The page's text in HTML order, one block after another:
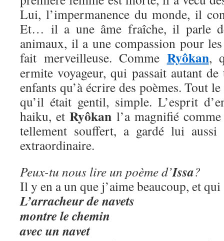
Lui, l’impermanence du monde, il
Et… il a une âme fraîche, il parle
animaux, il a une compassion pour
fait merveilleuse. Comme Ryôkan,
ermite voyageur, qui passait autant
enfants qu’à écrire des poèmes. Tout
qu’il était gentil, simple. L’esprit
haiku, etRyôkan l’a magnifié
tellement souffert, a gardé lui aussi
extraordinaire.
Peux-tu nous lire un poème d’Issa?
Il y en a un que j’aime beaucoup, et
L’arracheur de navets
montre le chemin
avec un navet